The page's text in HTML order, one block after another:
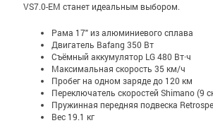
VS7.0-EM станет идеальным выбором.
Рама 17" из алюминиевого сплава
Двигатель Bafang 350 Вт
Съёмный аккумулятор LG 480 Вт·ч
Максимальная скорость 35 км/ч
Пробег на одном заряде до 120 км
Переключатель скоростей Shimano (9
Пружинная передняя подвеска
Вес 19.1 кг